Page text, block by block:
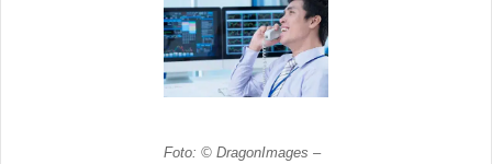
Foto: © DragonImages –